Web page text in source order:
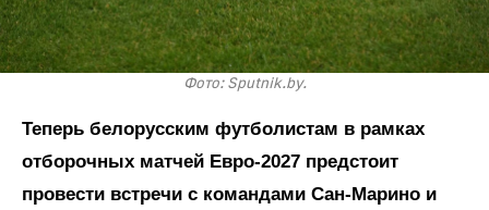
Фото: Sputnik.by.
Теперь белорусским футболистам в рамках
отборочных матчей Евро-2027 предстоит
провести встречи с командами Сан-Марино и